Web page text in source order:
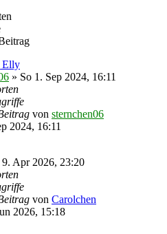
Elly
» So 1. Sep 2024, 16:11
von sternchen06
2024, 16:11
Apr 2026, 23:20
von Carolchen
2026, 15:18